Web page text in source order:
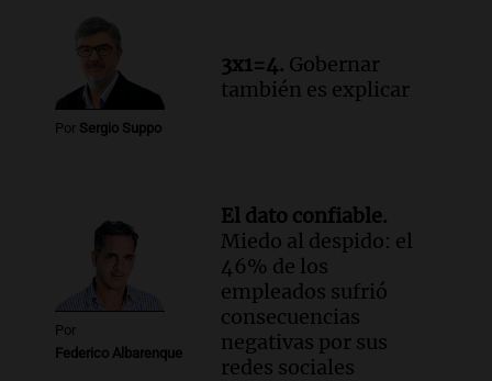
Por Sergio Suppo
3x1=4. Gobernar
también es explicar
Por
Federico Albarenque
El dato confiable.
Miedo al despido: el
46% de los
empleados sufrió
consecuencias
negativas por sus
redes sociales